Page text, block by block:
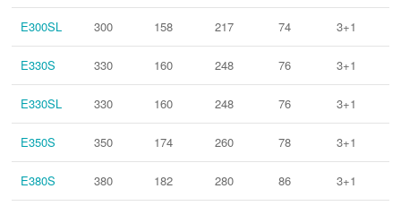
E300SL 300 158 217 74 3+1
E330S 330 160 248 76 3+1
E330SL 330 160 248 76 3+1
E350S 350 174 260 78 3+1
E380S 380 182 280 86 3+1